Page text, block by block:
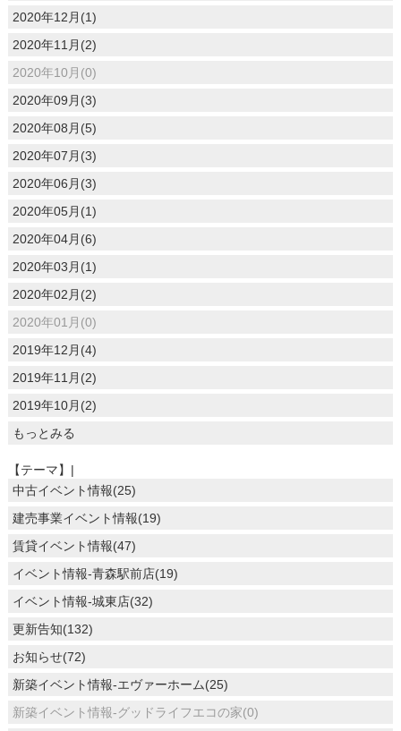
2020年12月(1)
2020年11月(2)
2020年10月(0)
2020年09月(3)
2020年08月(5)
2020年07月(3)
2020年06月(3)
2020年05月(1)
2020年04月(6)
2020年03月(1)
2020年02月(2)
2020年01月(0)
2019年12月(4)
2019年11月(2)
2019年10月(2)
もっとみる
【テーマ】|
中古イベント情報(25)
建売事業イベント情報(19)
賃貸イベント情報(47)
イベント情報-青森駅前店(19)
イベント情報-城東店(32)
更新告知(132)
お知らせ(72)
新築イベント情報-エヴァーホーム(25)
新築イベント情報-グッドライフエコの家(0)